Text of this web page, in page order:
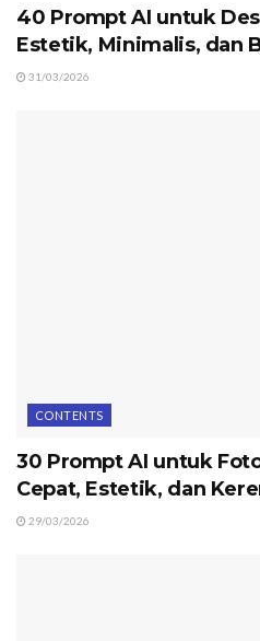
40 Prompt AI untuk
Estetik, Minimalis, dan
31/03/2026
CONTENTS
30 Prompt AI untuk
Cepat, Estetik, dan
29/03/2026